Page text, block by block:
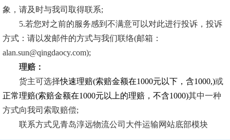
象，请及时与我司取得联系;
5.若您对之前的服务感到不满意可以对此进行投诉，投诉
方式：请以发邮件的方式与我们联络(邮箱：
alan.sun@qingdaocy.com);
理赔：
货主可选择快速理赔(索赔金额在1000元以下，含1000,)或
正常理赔(索赔金额在1000元以上的理赔，不含1000)其中一种
方式向我司索取赔偿;
联系方式见青岛淳远物流公司大件运输网站底部模块